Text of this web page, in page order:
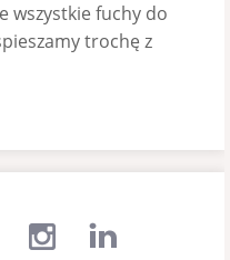
wszystkie fuchy do
trochę z